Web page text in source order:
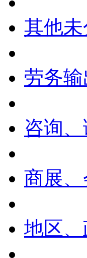
其他
劳务输
咨询
商展、
地区